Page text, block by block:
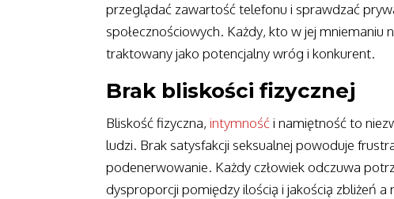
przeglądać zawartość telefonu i sprawdzać
społecznościowych. Każdy, kto w jej mniemaniu
traktowany jako potencjalny wróg i konkurent.
Brak bliskości fizycznej
Bliskość fizyczna,intymnośći namiętność to
ludzi. Brak satysfakcji seksualnej powoduje
podenerwowanie. Każdy człowiek odczuwa
dysproporcji pomiędzy ilością i jakością zbliżeń